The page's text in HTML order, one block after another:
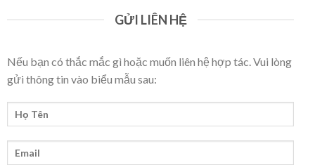
GỬI LIÊN HỆ
Nếu bạn có thắc mắc gì hoặc muốn liên hệ hợp tác. Vui lòng
gửi thông tin vào biểu mẫu sau: